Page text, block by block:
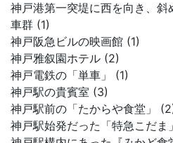
神戸港第一突堤に西を向き、
車群 (1)
神戸阪急ビルの映画館 (1)
神戸雅叙園ホテル (2)
神戸電鉄の「単車」 (1)
神戸駅の貴賓室 (3)
神戸駅前の「たからや食堂」
神戸駅始発だった「特急こだま